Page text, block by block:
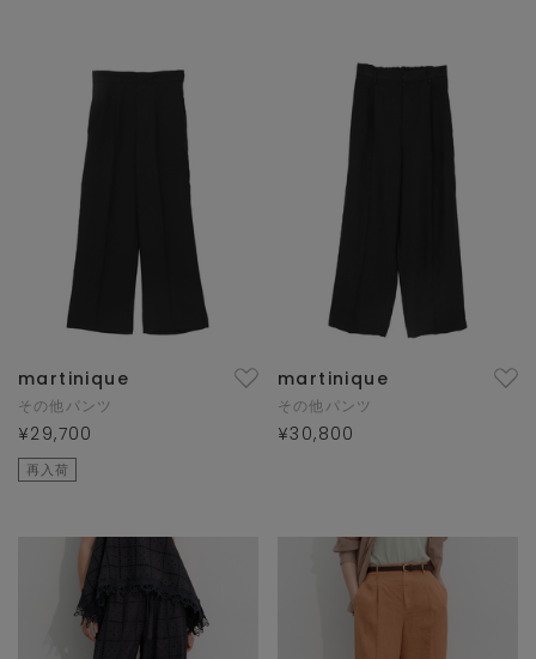
martinique
その他パンツ
¥29,700
再入荷
martinique
その他パンツ
¥30,800